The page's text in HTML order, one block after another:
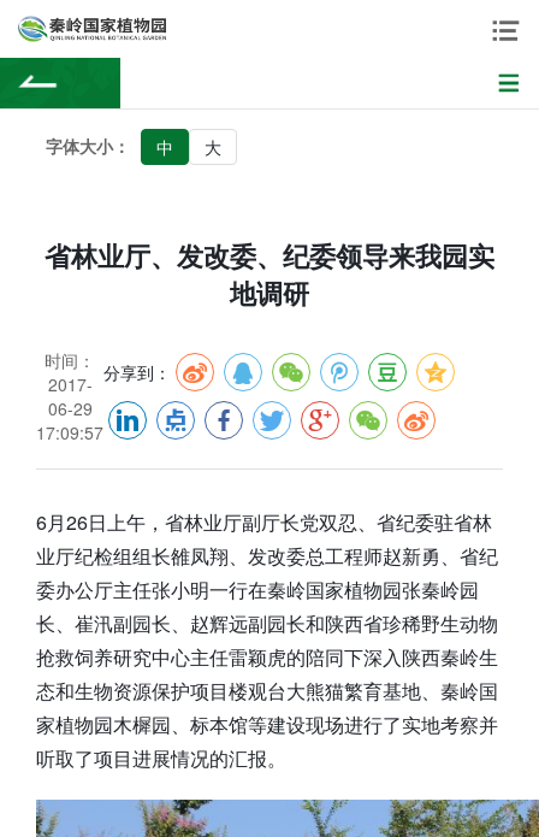
字体大小： 中 大
省林业厅、发改委、纪委领导来我园实
地调研
时间：
2017-
06-29
17:09:57
分享到：
6月26日上午，省林业厅副厅长党双忍、省纪委驻省林
业厅纪检组组长雒凤翔、发改委总工程师赵新勇、省纪
委办公厅主任张小明一行在秦岭国家植物园张秦岭园
长、崔汛副园长、赵辉远副园长和陕西省珍稀野生动物
抢救饲养研究中心主任雷颖虎的陪同下深入陕西秦岭生
态和生物资源保护项目楼观台大熊猫繁育基地、秦岭国
家植物园木樨园、标本馆等建设现场进行了实地考察并
听取了项目进展情况的汇报。